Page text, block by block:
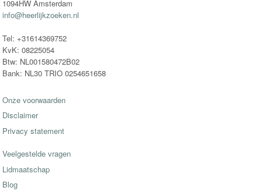
1094HW Amsterdam
info@heerlijkzoeken.nl
Tel: +31614369752
KvK: 08225054
Btw: NL001580472B02
Bank: NL30 TRIO 0254651658
Onze voorwaarden
Disclaimer
Privacy statement
Veelgestelde vragen
Lidmaatschap
Blog